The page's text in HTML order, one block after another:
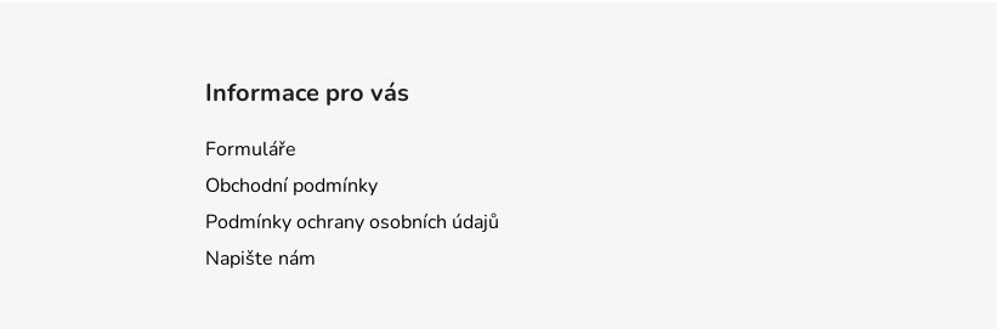
Informace pro vás
Formuláře
Obchodní podmínky
Podmínky ochrany osobních údajů
Napište nám